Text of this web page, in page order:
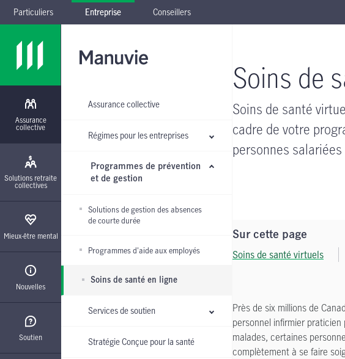
Passer à la navigation principale
Passer au contenu principal
Passer au pied de page
Particuliers Entreprise Conseillers
Assurance
collective
Assurance collective
Régimes pour les entreprises
Programmes de prévention
et de gestion
Solutions de gestion des absences
de courte durée
Programmes d'aide aux employés
Soins de santé en ligne
Services de soutien
Stratégie Conçue pour la santé
Solutions retraite
collectives
Mieux-être mental
Nouvelles
Soutien
Soins de
Soins de santé
cadre de votre
personnes salariées
Sur cette page
Soins de santé virtuels
Près de six millions de
personnel infirmier
malades, certaines
complètement à se faire